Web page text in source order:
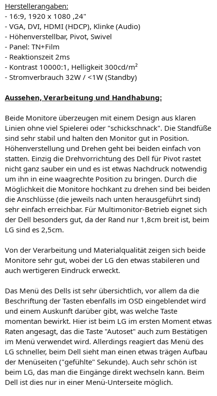
Herstellerangaben:
- 16:9, 1920 x 1080 ,24"
- VGA, DVI, HDMI (HDCP), Klinke (Audio)
- Höhenverstellbar, Pivot, Swivel
- Panel: TN+Film
- Reaktionszeit 2ms
- Kontrast 10000:1, Helligkeit 300cd/m²
- Stromverbrauch 32W / <1W (Standby)
Aussehen, Verarbeitung und Handhabung:
Beide Monitore überzeugen mit einem Design aus klaren
Linien ohne viel Spielerei oder "schickschnack". Die Standfüße
sind sehr stabil und halten den Monitor gut in Position.
Höhenverstellung und Drehen geht bei beiden einfach von
statten. Einzig die Drehvorrichtung des Dell für Pivot rastet
nicht ganz sauber ein und es ist etwas Nachdruck notwendig
um ihn in eine waagrechte Position zu bringen. Durch die
Möglichkeit die Monitore hochkant zu drehen sind bei beiden
die Anschlüsse (die jeweils nach unten herausgeführt sind)
sehr einfach erreichbar. Für Multimonitor-Betrieb eignet sich
der Dell besonders gut, da der Rand nur 1,8cm breit ist, beim
LG sind es 2,5cm.
Von der Verarbeitung und Materialqualität zeigen sich beide
Monitore sehr gut, wobei der LG den etwas stabileren und
auch wertigeren Eindruck erweckt.
Das Menü des Dells ist sehr übersichtlich, vor allem da die
Beschriftung der Tasten ebenfalls im OSD eingeblendet wird
und einem Auskunft darüber gibt, was welche Taste
momentan bewirkt. Hier ist beim LG im ersten Moment etwas
Raten angesagt, das die Taste "Autoset" auch zum Bestätigen
im Menü verwendet wird. Allerdings reagiert das Menü des
LG schneller, beim Dell sieht man einen etwas trägen Aufbau
der Menüseiten ("gefühlte" Sekunde). Auch sehr schön ist
beim LG, das man die Eingänge direkt wechseln kann. Beim
Dell ist dies nur in einer Menü-Unterseite möglich.